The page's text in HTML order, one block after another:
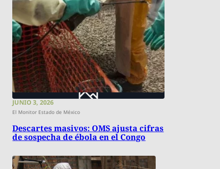
JUNIO 3, 2026
El Monitor Estado de México
Descartes masivos: OMS ajusta cifras
de sospecha de ébola en el Congo